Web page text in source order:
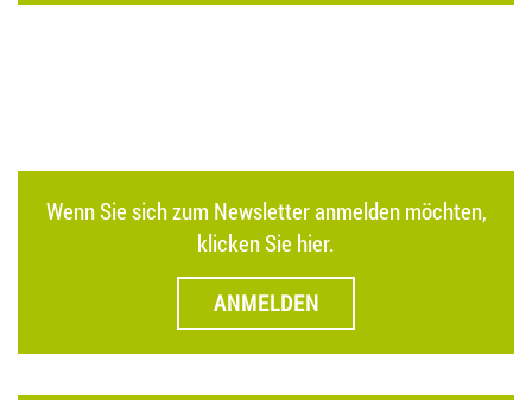
Wenn Sie sich zum Newsletter anmelden möchten,
klicken Sie hier.
ANMELDEN